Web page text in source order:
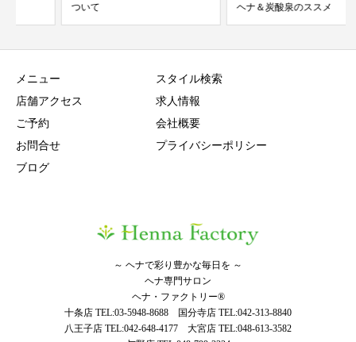
ヘナ＆炭酸泉のススメ
メニュー
店舗アクセス
ご予約
お問合せ
ブログ
スタイル検索
求人情報
会社概要
プライバシーポリシー
～ ヘナで彩り豊かな毎日を ～
ヘナ専門サロン
ヘナ・ファクトリー®
十条店 TEL:03-5948-8688 国分寺店 TEL:042-313-8840
八王子店 TEL:042-648-4177 大宮店 TEL:048-613-3582